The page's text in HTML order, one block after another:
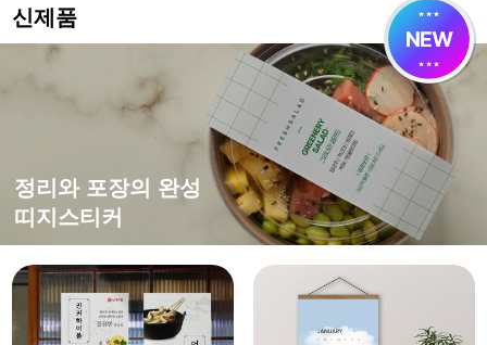
신제품
떨어지지 않는 강한 접착력
특수초강접스티커
평범한 엽서에 감성을 더하면?
캔버스엽서
홍보,이벤트에 효과적인
모양엽서
정리와 포장의 완성
띠지스티커